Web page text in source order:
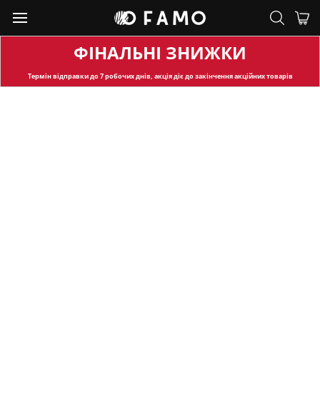
ФІНАЛЬНІ ЗНИЖКИ
Термін відправкидо 7 робочих днів, акція діє до закінчення акційних товарів